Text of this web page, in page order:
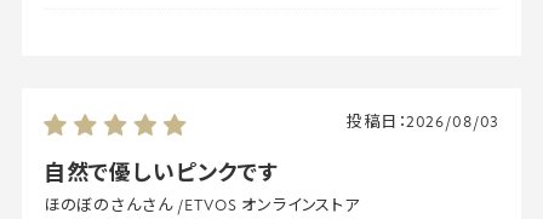
自然で優しいピンクです
投稿日：2026/08/03
ほのぼのさんさん /ETVOS オンラインストア